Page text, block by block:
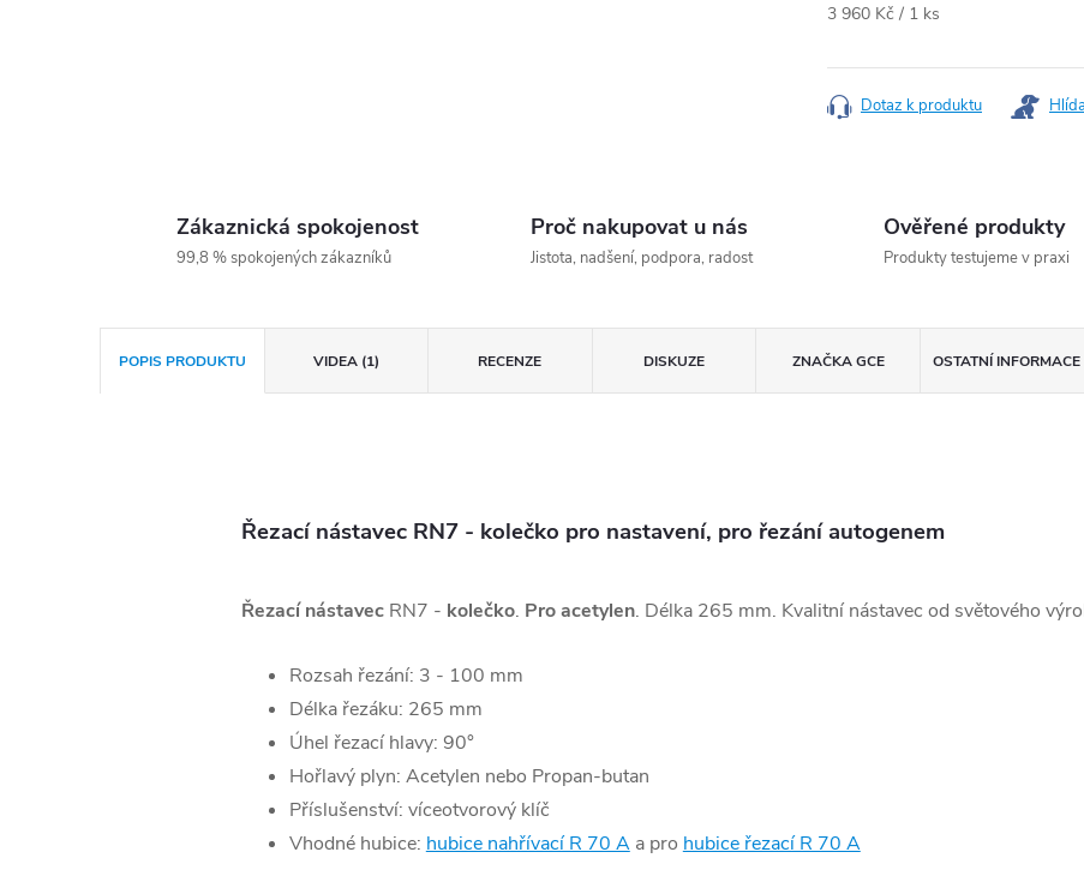
Měrná cena:
3 960 Kč / 1 ks
Dotaz k produktu
Zákaznická spokojenost
99,8 % spokojených zákazníků
Proč nakupovat u nás
Jistota, nadšení, podpora, radost
Ověřené produkty
Produkty testujeme v praxi
POPIS PRODUKTU VIDEA (1) RECENZE DISKUZE ZNAČKAGCE OSTATNÍ INFORMACE
Řezací nástavec RN7 - kolečko pro nastavení, pro řezání autogenem
Řezací nástavecRN7 - kolečko. Pro acetylen. Délka 265 mm. Kvalitní nástavec od světového
Rozsah řezání: 3 - 100 mm
Délka řezáku: 265 mm
Úhel řezací hlavy: 90°
Hořlavý plyn: Acetylen nebo Propan-butan
Příslušenství: víceotvorový klíč
Vhodné hubice: hubice nahřívací R 70 Aa pro hubice řezací R 70 A